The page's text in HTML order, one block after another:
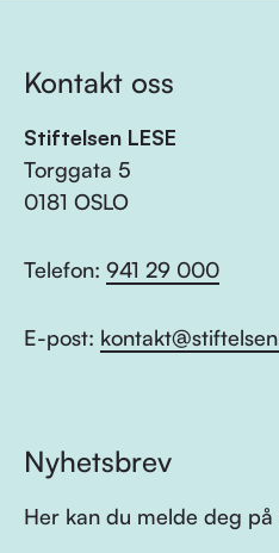
Kontakt oss
Stiftelsen LESE
Torggata 5
0181 OSLO
Telefon: 941 29 000
E-post:
Nyhetsbrev
Her kan du melde deg